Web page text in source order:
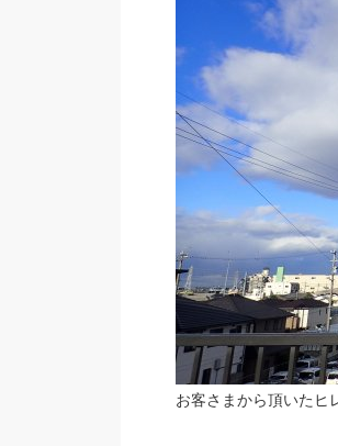
お客さまから頂いたヒ